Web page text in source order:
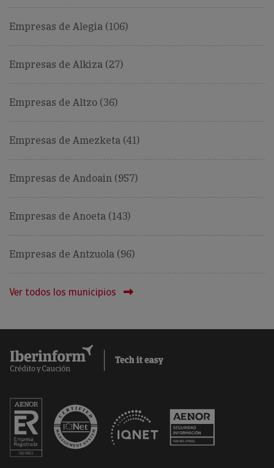
Empresas de Alegia (106)
Empresas de Alkiza (27)
Empresas de Altzo (36)
Empresas de Amezketa (41)
Empresas de Andoain (957)
Empresas de Anoeta (143)
Empresas de Antzuola (96)
Ver todos los municipios